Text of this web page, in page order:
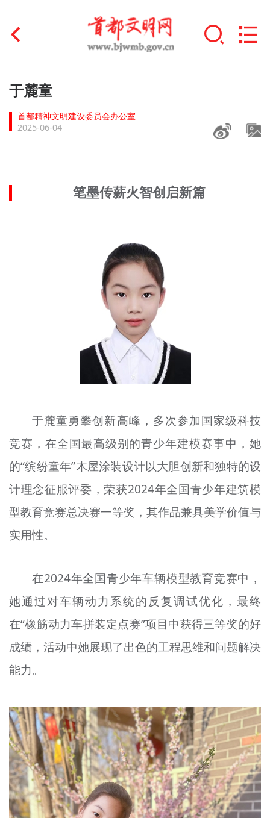
首页
文明创建
未成年人思想道德建设
北京宣传文化引导基金
宣传思想文化人才
于麓童
首都精神文明建设委员会办公室
2025-06-04
笔墨传薪火智创启新篇
于麓童勇攀创新高峰，多次参加国家级科技
竞赛，在全国最高级别的青少年建模赛事中，她
的“缤纷童年”木屋涂装设计以大胆创新和独特的设
计理念征服评委，荣获2024年全国青少年建筑模
型教育竞赛总决赛一等奖，其作品兼具美学价值与
实用性。
在2024年全国青少年车辆模型教育竞赛中，
她通过对车辆动力系统的反复调试优化，最终
在“橡筋动力车拼装定点赛”项目中获得三等奖的好
成绩，活动中她展现了出色的工程思维和问题解决
能力。